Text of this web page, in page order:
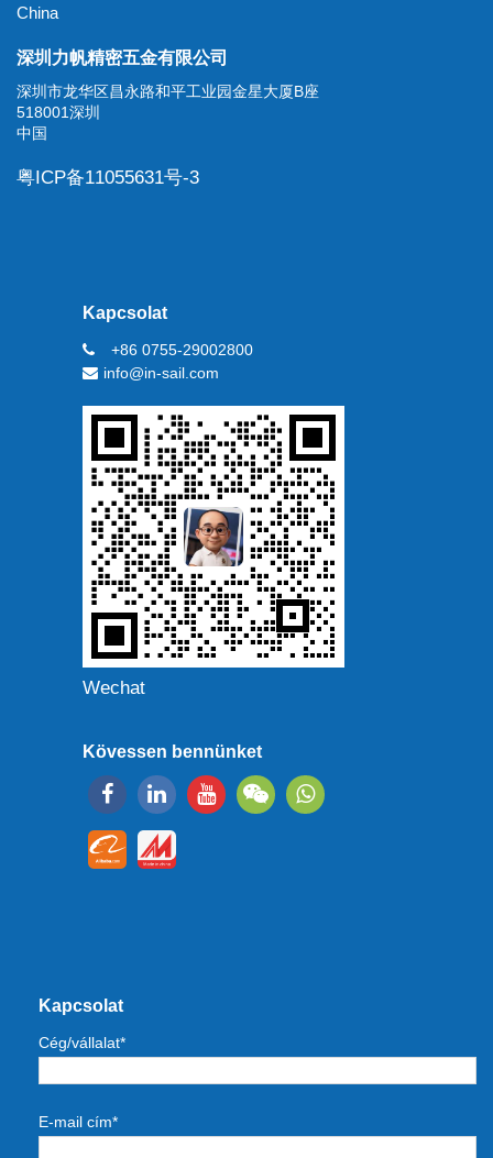
China
深圳力帆精密五金有限公司
深圳市龙华区昌永路和平工业园金星大厦B座
518001深圳
中国
粤ICP备11055631号-3
Kapcsolat
+86 0755-29002800
info@in-sail.com
Wechat
Kövessen bennünket
Kapcsolat
Cég/vállalat*
E-mail cím*